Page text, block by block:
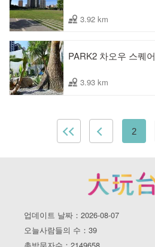
3.92 km
PARK2 차오우 스퀘어
3.93 km
2
업데이트 날짜：2026-08-07
오늘사람들의 수：39